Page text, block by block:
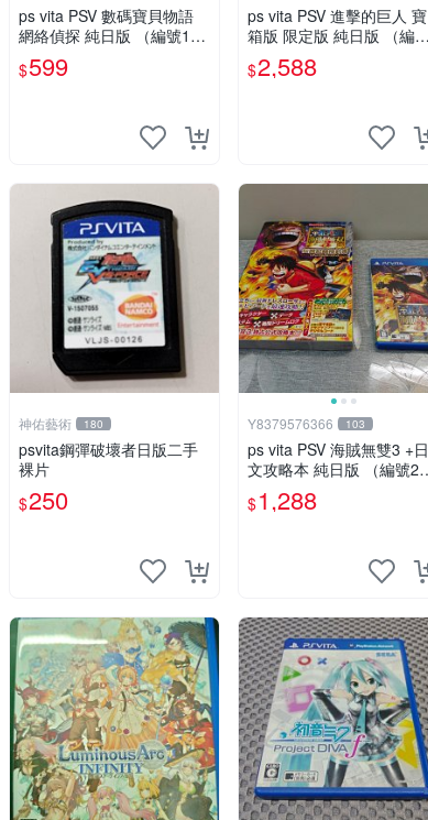
ps vita PSV 數碼寶貝物語
網絡偵探 純日版 （編號1
1）
$599
ps vita PSV 進擊的巨人 寶
箱版 限定版 純日版 （編號1
8）
$2,588
神佑藝術 180
psvita鋼彈破壞者日版二手
裸片
$250
Y8379576366 103
ps vita PSV 海賊無雙3 +日
文攻略本 純日版 （編號2
1）
$1,288